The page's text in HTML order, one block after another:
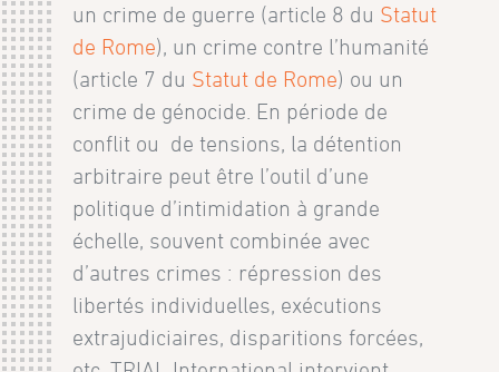
un crime de guerre (article 8 du Statut
de Rome), un crime contre l’humanité
(article 7 du Statut de Rome) ou un
crime de génocide. En période de
conflit ou de tensions, la détention
arbitraire peut être l’outil d’une
politique d’intimidation à grande
échelle, souvent combinée avec
d’autres crimes : répression des
libertés individuelles, exécutions
extrajudiciaires, disparitions forcées,